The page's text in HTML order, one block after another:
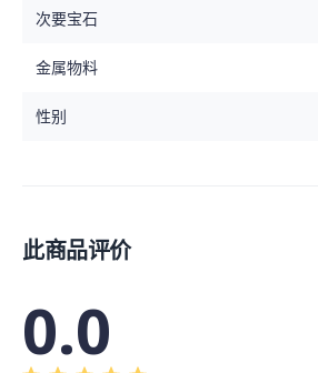
次要宝石
金属物料
性别
此商品评价
0.0